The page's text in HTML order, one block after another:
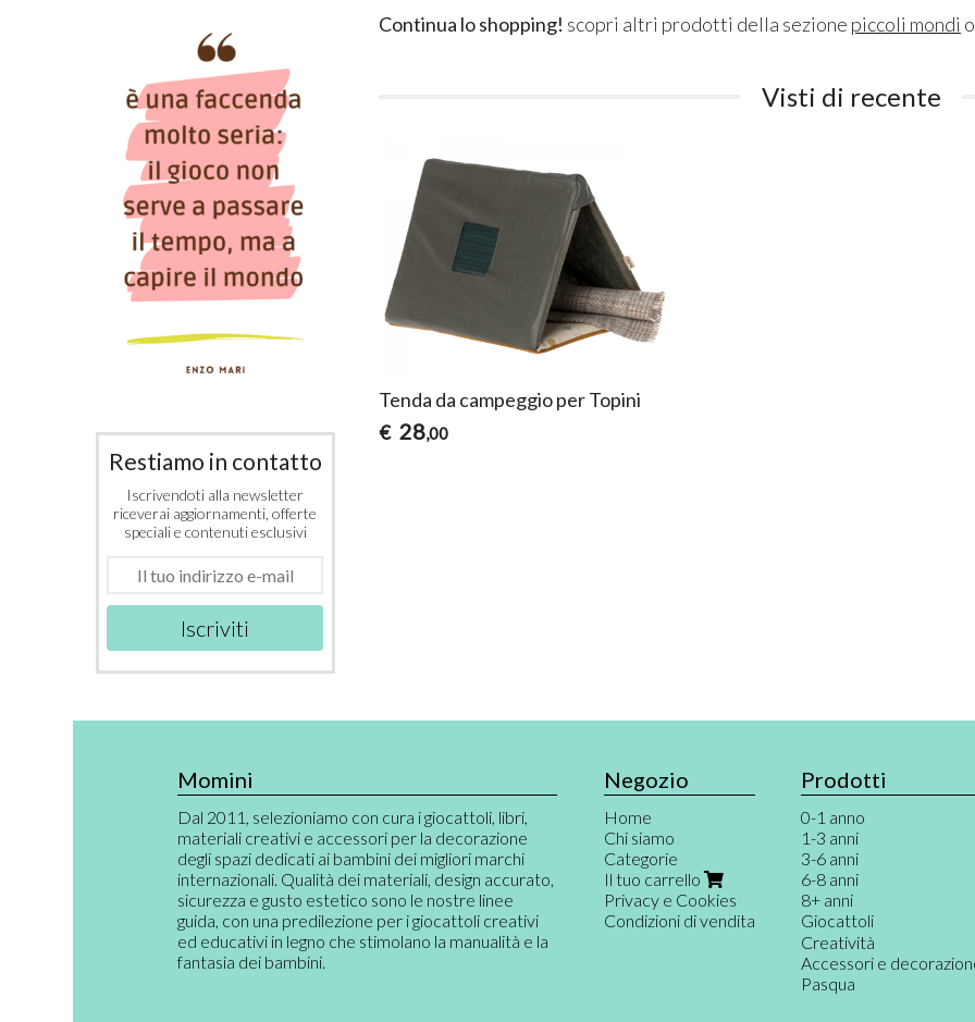
Continua lo shopping! scopri altri prodotti della sezione piccoli mondi
Visti di recente
Tenda da campeggio per Topini
€ 28,00
Restiamo in contatto
Iscrivendoti alla newsletter
riceverai aggiornamenti, offerte
speciali e contenuti esclusivi
Iscriviti
Momini
Dal 2011, selezioniamo con cura i giocattoli, libri,
materiali creativi e accessori per la decorazione
degli spazi dedicati ai bambini dei migliori marchi
internazionali. Qualità dei materiali, design accurato,
sicurezza e gusto estetico sono le nostre linee
guida, con una predilezione per i giocattoli creativi
ed educativi in legno che stimolano la manualità e la
fantasia dei bambini.
Negozio
Home
Chi siamo
Categorie
Il tuo carrello
Privacy e Cookies
Condizioni di vendita
Prodotti
0-1 anno
1-3 anni
3-6 anni
6-8 anni
8+ anni
Giocattoli
Giochi per neonati
Primi giochi
Gioco destrutturato e
Creatività
Accessori e
Pasqua